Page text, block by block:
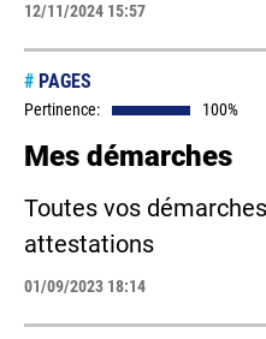
12/11/2024 15:57
# PAGES
Pertinence: 100%
Mes démarches
Toutes vos
attestations
01/09/2023 18:14